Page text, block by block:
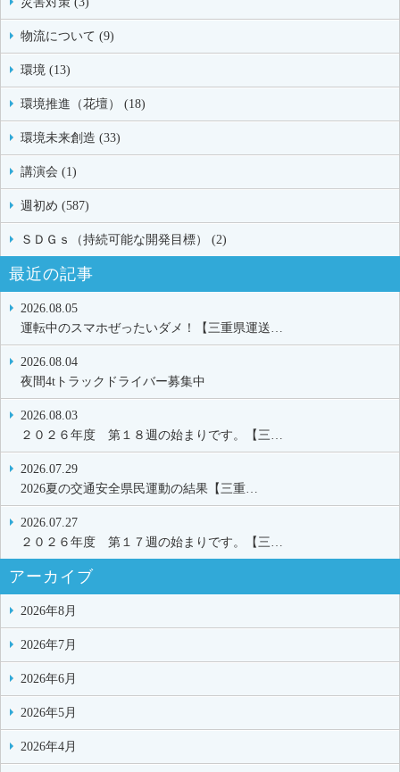
物流について (9)
環境 (13)
環境推進（花壇） (18)
環境未来創造 (33)
講演会 (1)
週初め (587)
ＳＤＧｓ（持続可能な開発目標） (2)
最近の記事
2026.08.05
運転中のスマホぜったいダメ！【三重県運送…
2026.08.04
夜間4tトラックドライバー募集中
2026.08.03
２０２６年度 第１８週の始まりです。【三…
2026.07.29
2026夏の交通安全県民運動の結果【三重…
2026.07.27
２０２６年度 第１７週の始まりです。【三…
アーカイブ
2026年8月
2026年7月
2026年6月
2026年5月
2026年4月